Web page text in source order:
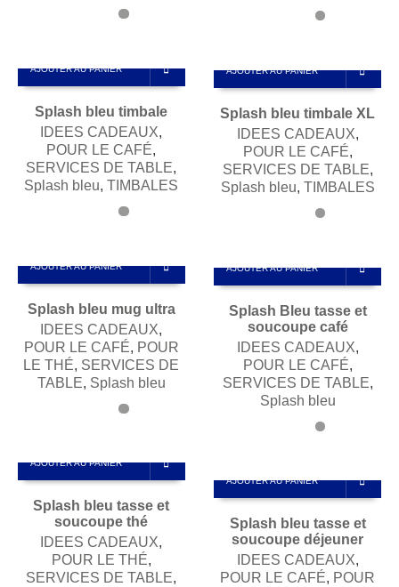
AJOUTER AU PANIER
Splash bleu timbale
IDEES CADEAUX,
POUR LE CAFÉ,
SERVICES DE TABLE,
Splash bleu,TIMBALES
AJOUTER AU PANIER
Splash bleu timbale XL
IDEES CADEAUX,
POUR LE CAFÉ,
SERVICES DE TABLE,
Splash bleu, TIMBALES
AJOUTER AU PANIER
Splash bleu mug ultra
IDEES CADEAUX,
POUR LE CAFÉ, POUR
LE THÉ, SERVICES DE
TABLE, Splash bleu
AJOUTER AU PANIER
Splash Bleu tasse et
soucoupe café
IDEES CADEAUX,
POUR LE CAFÉ,
SERVICES DE TABLE,
Splash bleu
AJOUTER AU PANIER
Splash bleu tasse et
soucoupe thé
IDEES CADEAUX,
POUR LE THÉ,
SERVICES DE TABLE,
AJOUTER AU PANIER
Splash bleu tasse et
soucoupe déjeuner
IDEES CADEAUX,
POUR LE CAFÉ, POUR